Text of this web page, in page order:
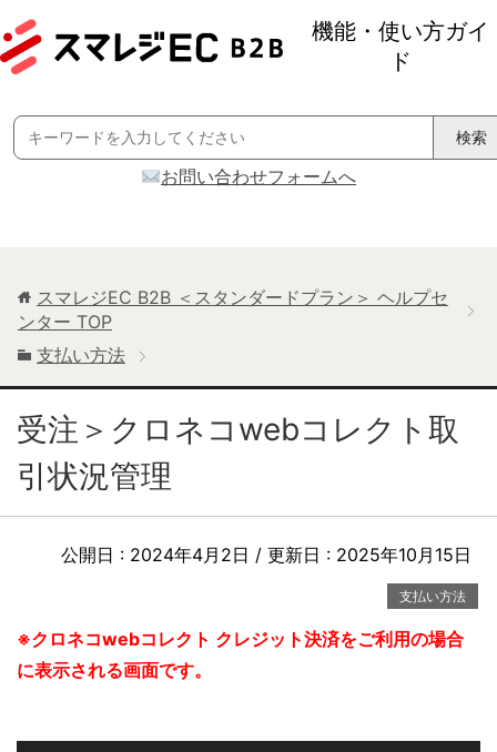
機能・使い方ガイ
ド
Search
for:
お問い合わせフォームへ
スマレジEC B2B ＜スタンダードプラン＞ ヘルプセ
ンター TOP
支払い方法
受注＞クロネコwebコレクト取
引状況管理
公開日 : 2024年4月2日 / 更新日 : 2025年10月15日
支払い方法
※クロネコwebコレクト クレジット決済をご利用の場合
に表示される画面です。